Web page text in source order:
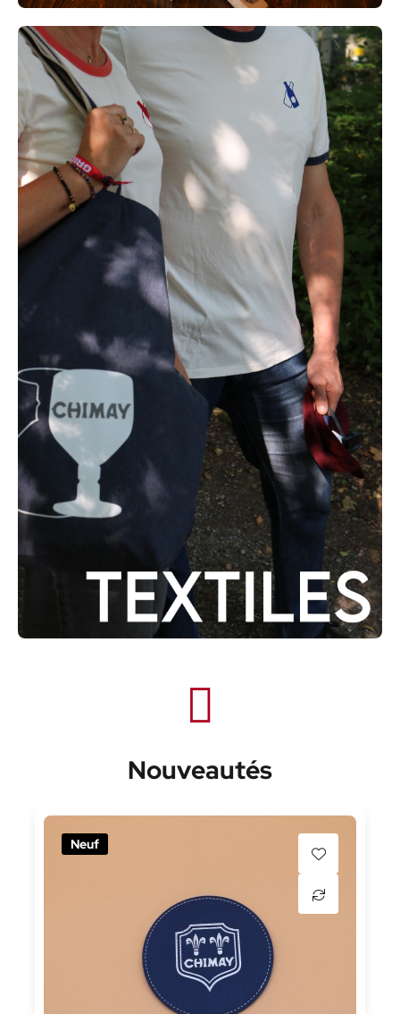
Nouveautés
Neuf